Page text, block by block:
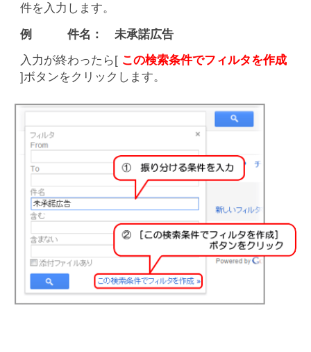
件を入力します。
例 件名： 未承諾広告
入力が終わったら[ この検索条件でフィルタを作成
]ボタンをクリックします。